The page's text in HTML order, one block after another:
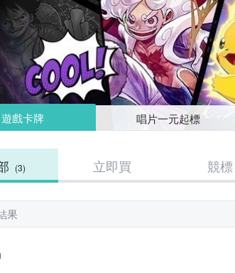
遊戲卡牌 唱片一元起標
(3) 立即買 競標
果